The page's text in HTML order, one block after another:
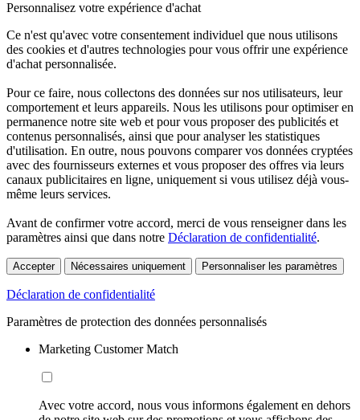
Personnalisez votre expérience d'achat
Ce n'est qu'avec votre consentement individuel que nous utilisons
des cookies et d'autres technologies pour vous offrir une expérience
d'achat personnalisée.
Pour ce faire, nous collectons des données sur nos utilisateurs, leur
comportement et leurs appareils. Nous les utilisons pour optimiser en
permanence notre site web et pour vous proposer des publicités et
contenus personnalisés, ainsi que pour analyser les statistiques
d'utilisation. En outre, nous pouvons comparer vos données cryptées
avec des fournisseurs externes et vous proposer des offres via leurs
canaux publicitaires en ligne, uniquement si vous utilisez déjà vous-
même leurs services.
Avant de confirmer votre accord, merci de vous renseigner dans les
paramètres ainsi que dans notre Déclaration de confidentialité.
Accepter Nécessaires uniquement Personnaliser les paramètres
Déclaration de confidentialité
Paramètres de protection des données personnalisés
Marketing Customer Match
Avec votre accord, nous vous informons également en dehors